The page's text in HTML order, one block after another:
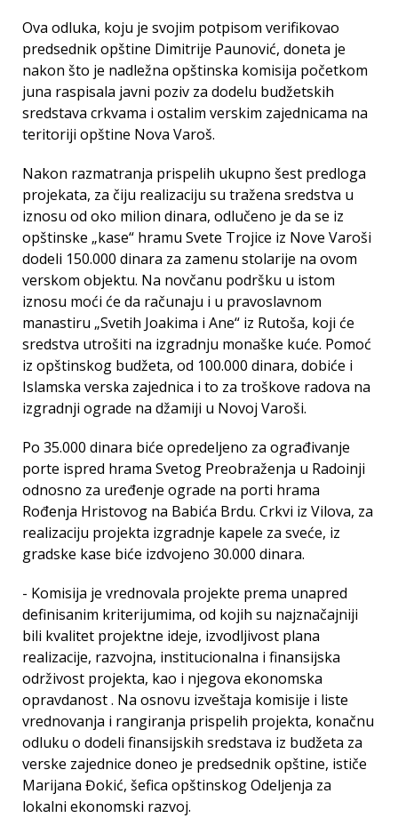
Ova odluka, koju je svojim potpisom verifikovao
predsednik opštine Dimitrije Paunović, doneta je
nakon što je nadležna opštinska komisija početkom
juna raspisala javni poziv za dodelu budžetskih
sredstava crkvama i ostalim verskim zajednicama na
teritoriji opštine Nova Varoš.
Nakon razmatranja prispelih ukupno šest predloga
projekata, za čiju realizaciju su tražena sredstva u
iznosu od oko milion dinara, odlučeno je da se iz
opštinske „kase“ hramu Svete Trojice iz Nove Varoši
dodeli 150.000 dinara za zamenu stolarije na ovom
verskom objektu. Na novčanu podršku u istom
iznosu moći će da računaju i u pravoslavnom
manastiru „Svetih Joakima i Ane“ iz Rutoša, koji će
sredstva utrošiti na izgradnju monaške kuće. Pomoć
iz opštinskog budžeta, od 100.000 dinara, dobiće i
Islamska verska zajednica i to za troškove radova na
izgradnji ograde na džamiji u Novoj Varoši.
Po 35.000 dinara biće opredeljeno za ograđivanje
porte ispred hrama Svetog Preobraženja u Radoinji
odnosno za uređenje ograde na porti hrama
Rođenja Hristovog na Babića Brdu. Crkvi iz Vilova, za
realizaciju projekta izgradnje kapele za sveće, iz
gradske kase biće izdvojeno 30.000 dinara.
- Komisija je vrednovala projekte prema unapred
definisanim kriterijumima, od kojih su najznačajniji
bili kvalitet projektne ideje, izvodljivost plana
realizacije, razvojna, institucionalna i finansijska
održivost projekta, kao i njegova ekonomska
opravdanost . Na osnovu izveštaja komisije i liste
vrednovanja i rangiranja prispelih projekta, konačnu
odluku o dodeli finansijskih sredstava iz budžeta za
verske zajednice doneo je predsednik opštine, ističe
Marijana Đokić, šefica opštinskog Odeljenja za
lokalni ekonomski razvoj.